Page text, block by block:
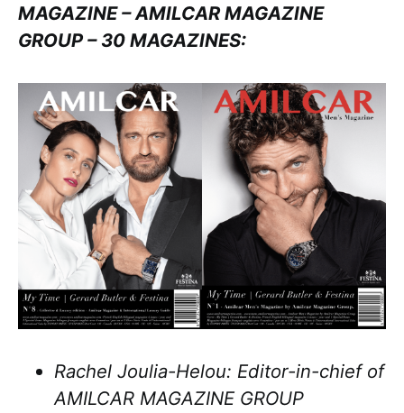
MAGAZINE – AMILCAR MAGAZINE
GROUP – 30 MAGAZINES:
Rachel Joulia-Helou: Editor-in-chief of
AMILCAR MAGAZINE GROUP